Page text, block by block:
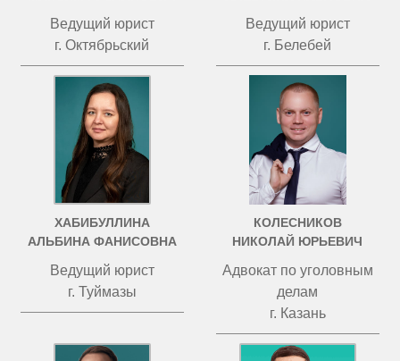
Ведущий юрист
г. Октябрьский
Ведущий юрист
г. Белебей
ХАБИБУЛЛИНА
АЛЬБИНА ФАНИСОВНА
Ведущий юрист
г. Туймазы
КОЛЕСНИКОВ
НИКОЛАЙ ЮРЬЕВИЧ
Адвокат по уголовным
делам
г. Казань